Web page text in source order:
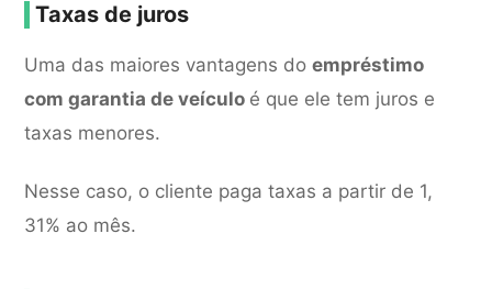
Taxas de juros
Uma das maiores vantagens doempréstimo
com garantia de veículo é que ele tem juros e
taxas menores.
Nesse caso, o cliente paga taxas a partir de 1,
31% ao mês.